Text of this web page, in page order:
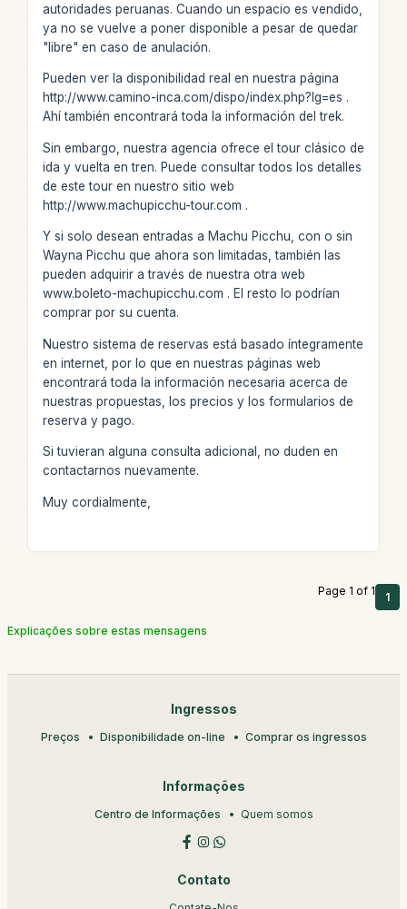
autoridades peruanas. Cuando un espacio es vendido,
ya no se vuelve a poner disponible a pesar de quedar
"libre" en caso de anulación.
Pueden ver la disponibilidad real en nuestra página
http://www.camino-inca.com/dispo/index.php?lg=es .
Ahí también encontrará toda la información del trek.
Sin embargo, nuestra agencia ofrece el tour clásico de
ida y vuelta en tren. Puede consultar todos los detalles
de este tour en nuestro sitio web
http://www.machupicchu-tour.com .
Y si solo desean entradas a Machu Picchu, con o sin
Wayna Picchu que ahora son limitadas, también las
pueden adquirir a través de nuestra otra web
www.boleto-machupicchu.com . El resto lo podrían
comprar por su cuenta.
Nuestro sistema de reservas está basado íntegramente
en internet, por lo que en nuestras páginas web
encontrará toda la información necesaria acerca de
nuestras propuestas, los precios y los formularios de
reserva y pago.
Si tuvieran alguna consulta adicional, no duden en
contactarnos nuevamente.
Muy cordialmente,
Page 1 of 1 1
Explicações sobre estas mensagens
Ingressos
Preços Disponibilidade on-line Comprar os ingressos
Informações
Centro de Informações Quem somos
Contato